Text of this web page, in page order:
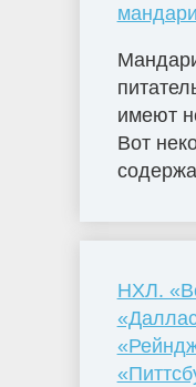
имеют
Вот
НХЛ.